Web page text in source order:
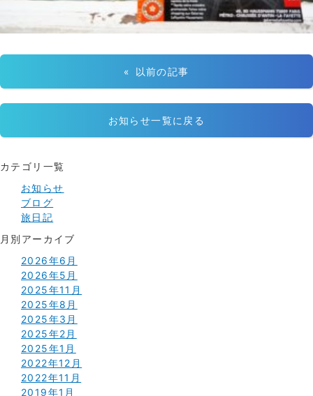
« 以前の記事
お知らせ一覧に戻る
カテゴリ一覧
お知らせ
ブログ
旅日記
月別アーカイブ
2026年6月
2026年5月
2025年11月
2025年8月
2025年3月
2025年2月
2025年1月
2022年12月
2022年11月
2019年1月